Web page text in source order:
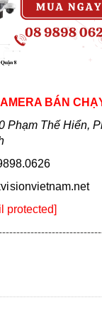
BÁN
Phạm Thế Hiển,
sionvietnam.net
protected]